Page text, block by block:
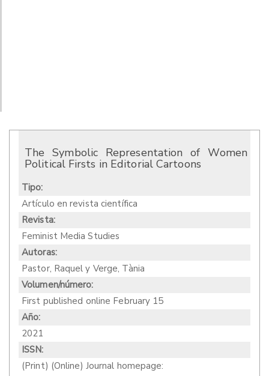
The Symbolic Representation of Women
Political Firsts in Editorial Cartoons
Tipo:
Artículo en revista científica
Revista:
Feminist Media Studies
Autoras:
Pastor, Raquel y Verge, Tània
Volumen/número:
First published online February 15
Año:
2021
ISSN:
(Print) (Online) Journal homepage: